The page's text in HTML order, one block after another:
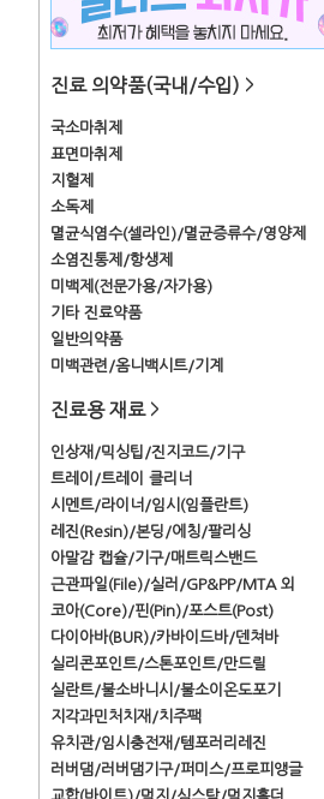
진료 의약품(국내/수입) >
국소마취제
표면마취제
지혈제
소독제
멸균식염수(셀라인)/멸균증류수/영양제
소염진통제/항생제
미백제(전문가용/자가용)
기타 진료약품
일반의약품
미백관련/옴니백시트/기계
진료용 재료 >
인상재/믹싱팁/진지코드/기구
트레이/트레이 클리너
시멘트/라이너/임시(임플란트)
레진(Resin)/본딩/에칭/팔리싱
아말감 캡슐/기구/매트릭스밴드
근관파일(File)/실러/GP&PP/MTA 외
코아(Core)/핀(Pin)/포스트(Post)
다이아바(BUR)/카바이드바/덴쳐바
실리콘포인트/스톤포인트/만드릴
실란트/불소바니시/불소이온도포기
지각과민처치재/치주팩
유치관/임시충전재/템포러리레진
러버댐/러버댐기구/퍼미스/프로피앵글